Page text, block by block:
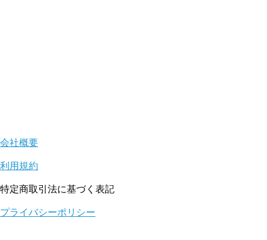
会社概要
利用規約
特定商取引法に基づく表記
プライバシーポリシー